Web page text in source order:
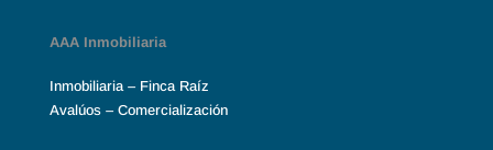
AAA Inmobiliaria
Inmobiliaria – Finca Raíz
Avalúos – Comercialización